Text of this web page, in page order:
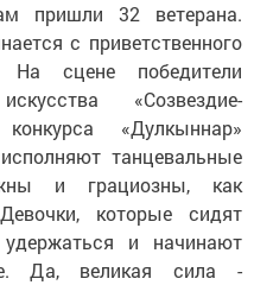
пришли 32 ветерана.
с приветственного
сцене победители
«Созвездие-
«Дулкыннар»
танцевальные
и грациозны, как
которые сидят
и начинают
Да, великая сила -